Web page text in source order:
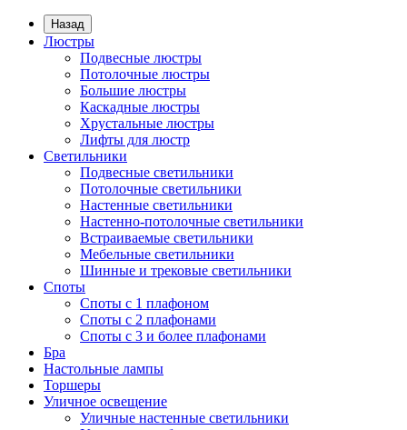
Назад
Люстры
Подвесные люстры
Потолочные люстры
Большие люстры
Каскадные люстры
Хрустальные люстры
Лифты для люстр
Светильники
Подвесные светильники
Потолочные светильники
Настенные светильники
Настенно-потолочные светильники
Встраиваемые светильники
Мебельные светильники
Шинные и трековые светильники
Споты
Споты с 1 плафоном
Споты с 2 плафонами
Споты с 3 и более плафонами
Бра
Настольные лампы
Торшеры
Уличное освещение
Уличные настенные светильники